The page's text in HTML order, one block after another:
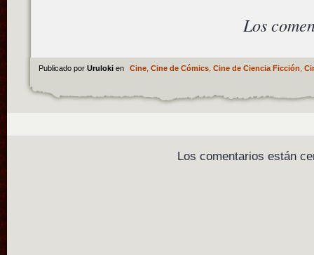
Los
Publicado por Uruloki en Cine, Cine de Cómics, Cine de Ciencia Ficción
Los comentarios están